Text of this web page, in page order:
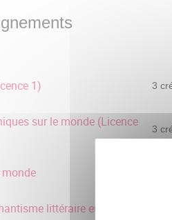
1) 3
sur le monde (Licence
3
littéraire européen 3